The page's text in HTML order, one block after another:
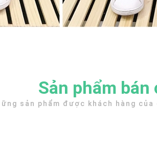
Sản phẩm bán
sản phẩm được khách hàng